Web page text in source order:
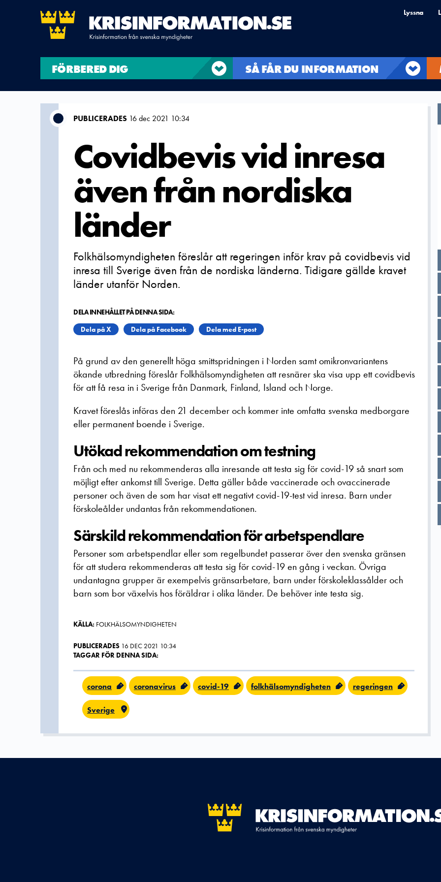
Lyssna
FÖRBERED DIG SÅ FÅR DU INFORMATION
PUBLICERADES 16 dec 2021 10:34
Covidbevis vid inresa
även från nordiska
länder
Folkhälsomyndigheten föreslår att regeringen inför krav på covidbevis vid
inresa till Sverige även från de nordiska länderna. Tidigare gällde kravet
länder utanför Norden.
DELA INNEHÅLLET PÅ DENNA SIDA:
Dela på X
Dela på Facebook Dela med E-post
På grund av den generellt höga smittspridningen i Norden samt omikronvariantens
ökande utbredning föreslår Folkhälsomyndigheten att resnärer ska visa upp ett covidbevis
för att få resa in i Sverige från Danmark, Finland, Island och Norge.
Kravet föreslås införas den 21 december och kommer inte omfatta svenska medborgare
eller permanent boende i Sverige.
Utökad rekommendation om testning
Från och med nu rekommenderas alla inresande att testa sig för covid-19 så snart som
möjligt efter ankomst till Sverige. Detta gäller både vaccinerade och ovaccinerade
personer och även de som har visat ett negativt covid-19-test vid inresa. Barn under
förskoleålder undantas från rekommendationen.
Särskild rekommendation för arbetspendlare
Personer som arbetspendlar eller som regelbundet passerar över den svenska gränsen
för att studera rekommenderas att testa sig för covid-19 en gång i veckan. Övriga
undantagna grupper är exempelvis gränsarbetare, barn under förskoleklassålder och
barn som bor växelvis hos föräldrar i olika länder. De behöver inte testa sig.
KÄLLA: FOLKHÄLSOMYNDIGHETEN
PUBLICERADES 16 DEC 2021 10:34
TAGGAR FÖR DENNA SIDA:
corona coronavirus covid-19 folkhälsomyndigheten regeringen
Sverige